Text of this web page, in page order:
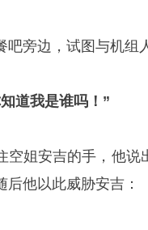
吧旁边，试图与机组
道我是谁吗！”
空姐安吉的手，他
后他以此威胁安吉：